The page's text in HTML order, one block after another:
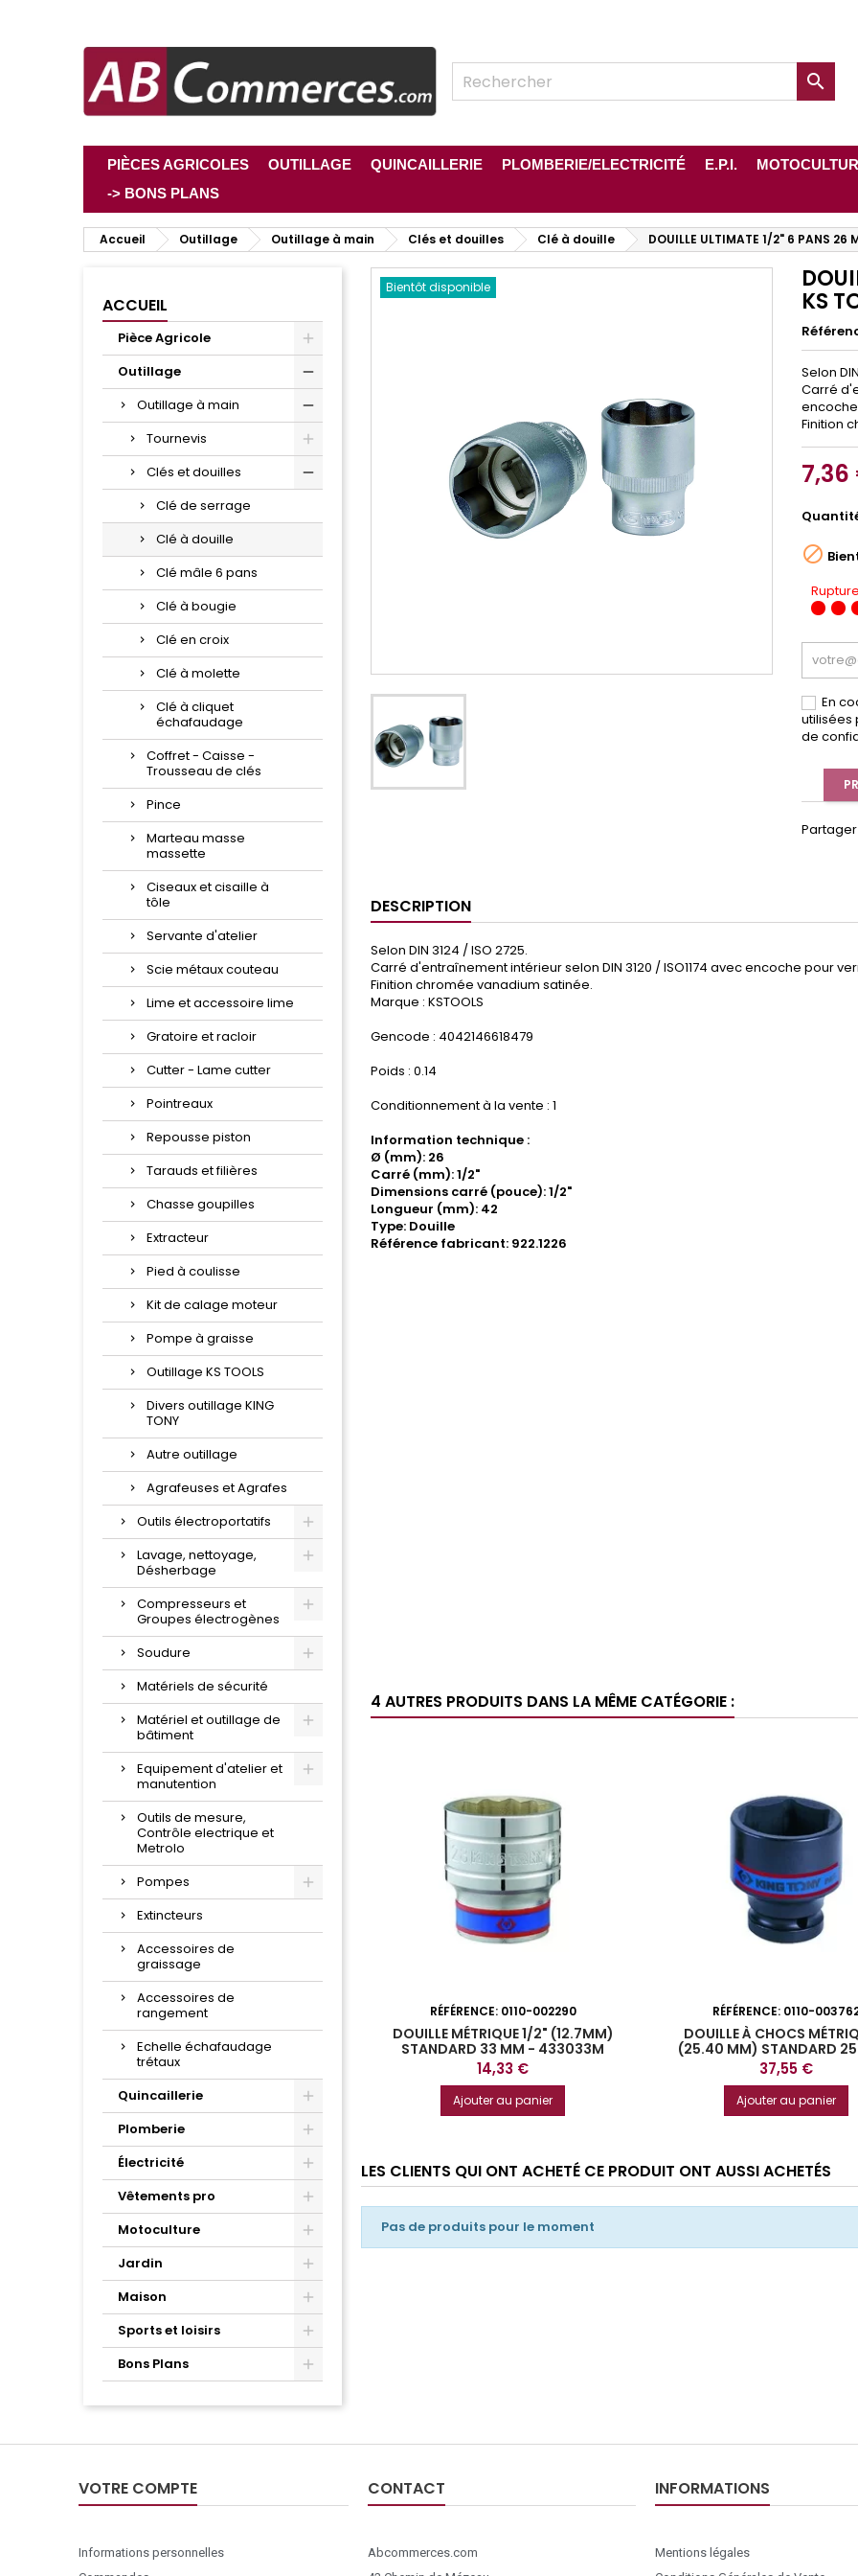

PIÈCES AGRICOLES OUTILLAGE QUINCAILLERIE PLOMBERIE/ELECTRICITÉ E.P.I.
-> BONS PLANS
Accueil Outillage Outillage à main Clés et douilles Clé à douille DOUILLE ULTIMATE 1/2" 6 PANS 26
ACCUEIL
Pièce Agricole
Outillage
Outillage à main
Tournevis
Clés et douilles
Clé de serrage
Clé à douille
Clé mâle 6 pans
Clé à bougie
Clé en croix
Clé à molette
Clé à cliquet
échafaudage
Coffret - Caisse -
Trousseau de clés
Pince
Marteau masse
massette
Ciseaux et cisaille à
tôle
Servante d'atelier
Scie métaux couteau
Lime et accessoire lime
Gratoire et racloir
Cutter - Lame cutter
Pointreaux
Repousse piston
Tarauds et filières
Chasse goupilles
Extracteur
Pied à coulisse
Kit de calage moteur
Pompe à graisse
Outillage KS TOOLS
Divers outillage KING
TONY
Autre outillage
Agrafeuses et Agrafes
Outils électroportatifs
Lavage, nettoyage,
Désherbage
Compresseurs et
Groupes électrogènes
Soudure
Matériels de sécurité
Matériel et outillage de
bâtiment
Equipement d'atelier et
manutention
Outils de mesure,
Contrôle electrique et
Metrolo
Pompes
Extincteurs
Accessoires de
graissage
Accessoires de
rangement
Echelle échafaudage
trétaux
Quincaillerie
Plomberie
Électricité
Vêtements pro
Motoculture
Jardin
Maison
Sports et loisirs
Bons Plans
Bientôt disponible KS
Selon
Carré
Finition
7,36

En
utilisées
de
Partager
DESCRIPTION
Selon DIN 3124 / ISO 2725.
Carré d'entraînement intérieur selon DIN 3120 / ISO1174 avec encoche pour
Finition chromée vanadium satinée.
Marque : KSTOOLS
Gencode : 4042146618479
Poids : 0.14
Conditionnement à la vente : 1
Information technique :
Ø (mm): 26
Carré (mm): 1/2"
Dimensions carré (pouce): 1/2"
Longueur (mm): 42
Type: Douille
Référence fabricant: 922.1226
4 AUTRES PRODUITS DANS LA MÊME CATÉGORIE :
RÉFÉRENCE: 0110-002290
DOUILLE MÉTRIQUE 1/2" (12.7MM)
STANDARD 33 MM - 433033M
Prix
14,33 €
Ajouter au panier
RÉFÉRENCE: 0110-
DOUILLE À CHOCS
(25.40 MM) STANDARD
853525M
Prix
37,55 €
Ajouter au panier
LES CLIENTS QUI ONT ACHETÉ CE PRODUIT ONT AUSSI ACHETÉS
Pas de produits pour le moment
VOTRE COMPTE
Informations personnelles
CONTACT
Abcommerces.com
INFORMATIONS
Mentions légales